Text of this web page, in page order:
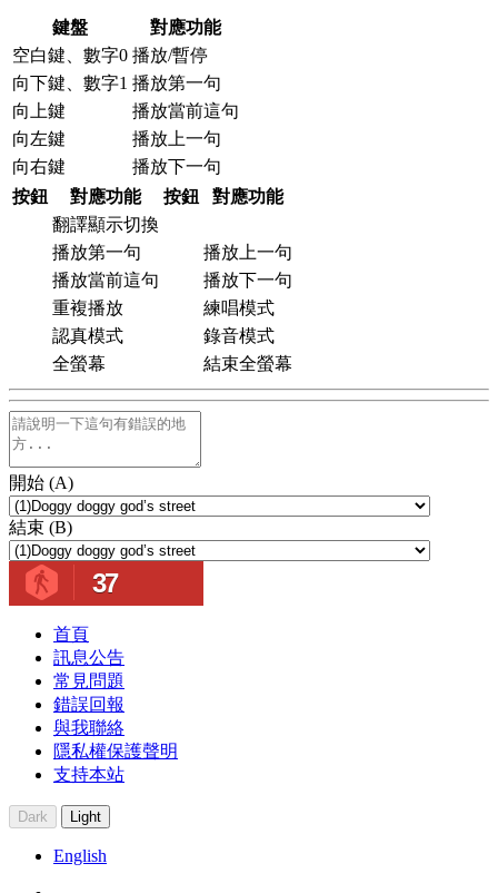
鍵盤
對應功能
空白鍵、 數字0 播放/暫停
向下鍵、 數字1 播放第一句
向上鍵
播放當前這句
向左鍵
播放上一句
向右鍵
播放下一句
按鈕
對應功能 按鈕
對應功能
翻譯顯示切換
播放第一句
播放上一句
播放當前這句
播放下一句
重複播放
練唱模式
認真模式
錄音模式
全螢幕
結束全螢幕
開始 (A)
結束 (B)
37
首頁
訊息公告
常見問題
錯誤回報
與我聯絡
隱私權保護聲明
支持本站
Dark Light
English